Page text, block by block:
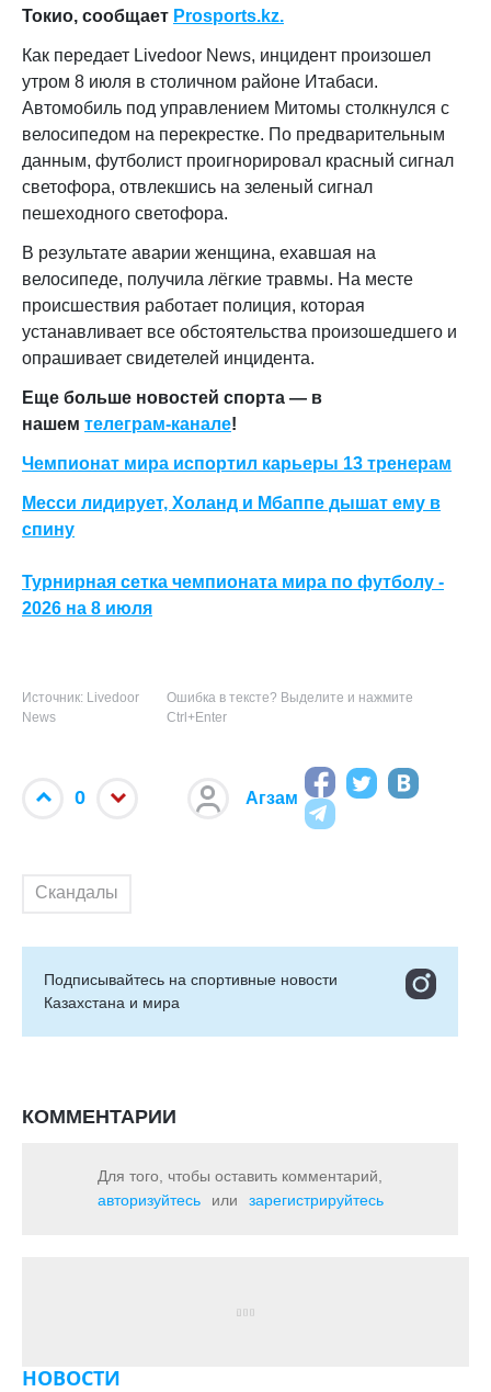
Токио, сообщает Prosports.kz.
Как передает Livedoor News, инцидент произошел
утром 8 июля в столичном районе Итабаси.
Автомобиль под управлением Митомы столкнулся с
велосипедом на перекрестке. По предварительным
данным, футболист проигнорировал красный сигнал
светофора, отвлекшись на зеленый сигнал
пешеходного светофора.
В результате аварии женщина, ехавшая на
велосипеде, получила лёгкие травмы. На месте
происшествия работает полиция, которая
устанавливает все обстоятельства произошедшего и
опрашивает свидетелей инцидента.
Еще больше новостей спорта — в
нашем телеграм-канале!
Чемпионат мира испортил карьеры 13 тренерам
Месси лидирует, Холанд и Мбаппе дышат ему в
спину
Турнирная сетка чемпионата мира по футболу -
2026 на 8 июля
Источник: Livedoor
News
Ошибка в тексте? Выделите и нажмите
Ctrl+Enter
0 Агзам
Скандалы
Подписывайтесь на cпортивные новости
Казахстана и мира
КОММЕНТАРИИ
Для того, чтобы оставить комментарий,
авторизуйтесь
или зарегистрируйтесь
НОВОСТИ